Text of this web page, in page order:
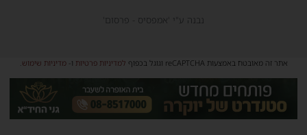
נבנה ע"י 'אמפסיס - פרסום'
אתר זה מאובטח באמצעות reCAPTCHA וגוגל בכפוף למדיניות פרטיותו-מדיניות שימוש.